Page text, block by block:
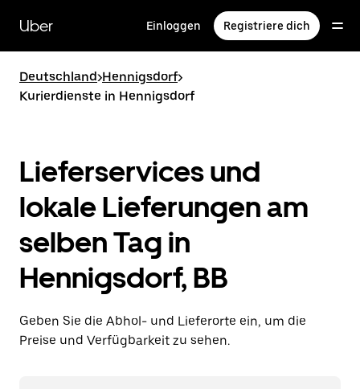
zum
Hauptinhalt
Uber Einloggen Registriere dich
Deutschland>Hennigsdorf>
Kurierdienste in Hennigsdorf
Lieferservices und
lokale Lieferungen am
selben Tag in
Hennigsdorf, BB
Geben Sie die Abhol- und Lieferorte ein, um die
Preise und Verfügbarkeit zu sehen.